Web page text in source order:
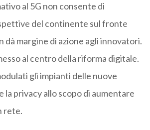
al 5G non consente di
del continente sul fronte
dà margine di azione agli innovatori.
al centro della riforma digitale.
gli impianti delle nuove
la privacy allo scopo di aumentare
rete.